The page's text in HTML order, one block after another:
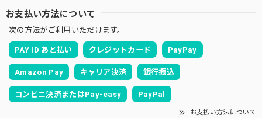
お支払い方法について
次の方法がご利用いただけます。
PAY ID あと払い クレジットカード PayPay
Amazon Pay キャリア決済 銀行振込
コンビニ決済またはPay-easy PayPal
お支払い方法について